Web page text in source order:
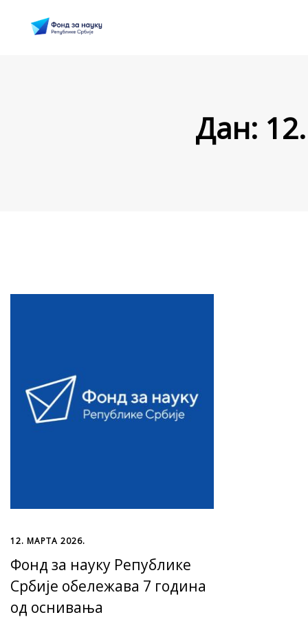
Дан:
12. МАРТА 2026.
Фонд за науку Републике
Србије обележава 7 година
од оснивања